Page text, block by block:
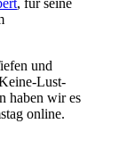
und
Lust-
haben wir es
online.